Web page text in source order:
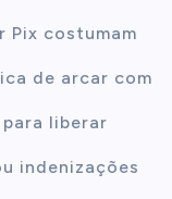
Pix costumam
de arcar com
liberar
indenizações